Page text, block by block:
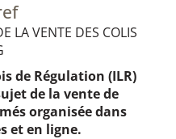
LA VENTE DES COLIS
de Régulation (ILR)
de la vente de
organisée dans
et en ligne.